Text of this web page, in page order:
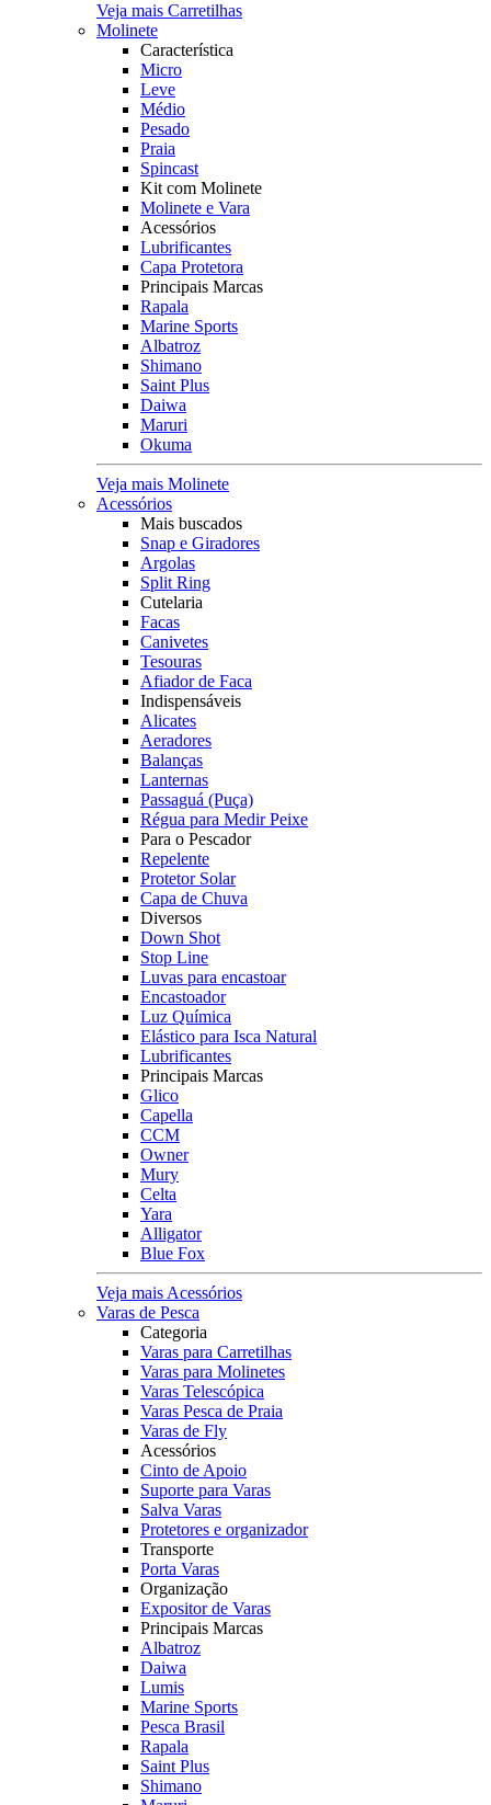
Veja mais Carretilhas
Molinete
Característica
Micro
Leve
Médio
Pesado
Praia
Spincast
Kit com Molinete
Molinete e Vara
Acessórios
Lubrificantes
Capa Protetora
Principais Marcas
Rapala
Marine Sports
Albatroz
Shimano
Saint Plus
Daiwa
Maruri
Okuma
Veja mais Molinete
Acessórios
Mais buscados
Snap e Giradores
Argolas
Split Ring
Cutelaria
Facas
Canivetes
Tesouras
Afiador de Faca
Indispensáveis
Alicates
Aeradores
Balanças
Lanternas
Passaguá (Puça)
Régua para Medir Peixe
Para o Pescador
Repelente
Protetor Solar
Capa de Chuva
Diversos
Down Shot
Stop Line
Luvas para encastoar
Encastoador
Luz Química
Elástico para Isca Natural
Lubrificantes
Principais Marcas
Glico
Capella
CCM
Owner
Mury
Celta
Yara
Alligator
Blue Fox
Veja mais Acessórios
Varas de Pesca
Categoria
Varas para Carretilhas
Varas para Molinetes
Varas Telescópica
Varas Pesca de Praia
Varas de Fly
Acessórios
Cinto de Apoio
Suporte para Varas
Salva Varas
Protetores e organizador
Transporte
Porta Varas
Organização
Expositor de Varas
Principais Marcas
Albatroz
Daiwa
Lumis
Marine Sports
Pesca Brasil
Rapala
Saint Plus
Shimano